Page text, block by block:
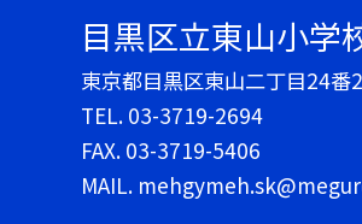
目黒区立東山小学
東京都目黒区東山二丁目24番
TEL. 03-3719-2694
FAX. 03-3719-5406
MAIL.